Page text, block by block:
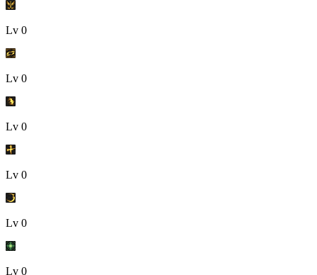
Lv 0
Lv 0
Lv 0
Lv 0
Lv 0
Lv 0